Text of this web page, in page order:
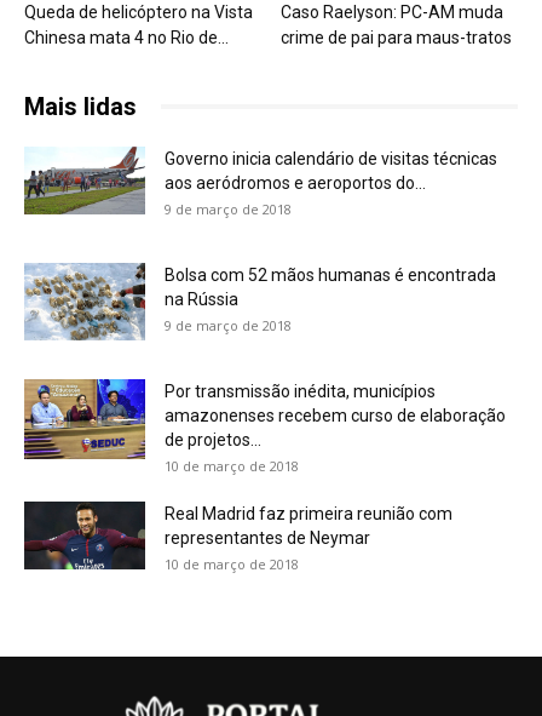
Queda de helicóptero na Vista
Chinesa mata 4 no Rio de...
Caso Raelyson: PC-AM muda
crime de pai para maus-tratos
Mais lidas
Governo inicia calendário de visitas técnicas
aos aeródromos e aeroportos do...
9 de março de 2018
Bolsa com 52 mãos humanas é encontrada
na Rússia
9 de março de 2018
Por transmissão inédita, municípios
amazonenses recebem curso de elaboração
de projetos...
10 de março de 2018
Real Madrid faz primeira reunião com
representantes de Neymar
10 de março de 2018